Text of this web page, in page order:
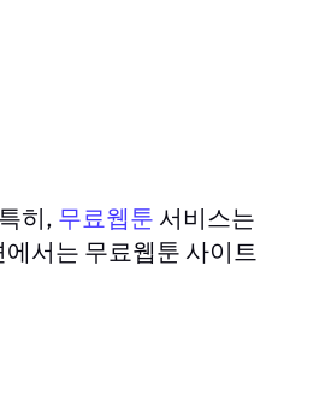
히, 무료웹툰 서비스는
서는 무료웹툰 사이트